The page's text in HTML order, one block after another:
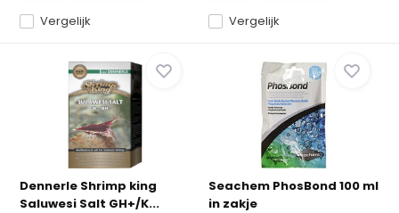
Vergelijk Vergelijk
Dennerle Shrimp king
Saluwesi Salt GH+/K...
Seachem PhosBond 100 ml
in zakje